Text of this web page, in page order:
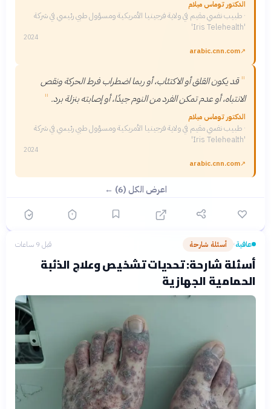
الدكتور توماس ميلام
· طبيب نفسي مقيم في ولاية فرجينيا الأمريكية ومسؤول طبي رئيسي في شركة
'Iris Telehealth'
2024
↗
arabic.cnn.com
" قد يكون القلق أو الاكتئاب، أو ربما اضطراب فرط الحركة ونقص
الانتباه، أو عدم تمكن الفرد من النوم جيدًا، أو إصابته بنزلة برد. "
الدكتور توماس ميلام
· طبيب نفسي مقيم في ولاية فرجينيا الأمريكية ومسؤول طبي رئيسي في شركة
'Iris Telehealth'
2024
↗
arabic.cnn.com
اعرض الكل (6) ←
عافية› أسئلة شارحة قبل 9 ساعات
أسئلة شارحة: تحديات تشخيص وعلاج الذئبة
الحمامية الجهازية